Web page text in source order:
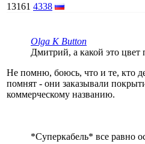
13161 4338
Olga K Button
Дмитрий, а какой это цвет
Не помню, боюсь, что и те, кто
помнят - они заказывали
коммерческому названию.
*Суперкабель* все равно